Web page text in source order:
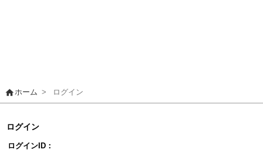
homeホーム > ログイン
ログイン
ログインID：